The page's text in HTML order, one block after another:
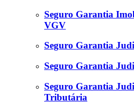
Seguro Garantia
VGV
Seguro Garantia
Seguro Garantia
Seguro Garantia
Tributária